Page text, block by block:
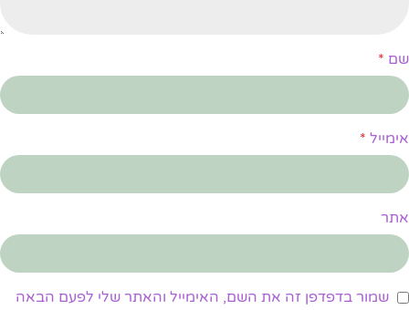
שם *
אימייל *
אתר
שמור בדפדפן זה את השם, האימייל והאתר שלי לפעם הבאה